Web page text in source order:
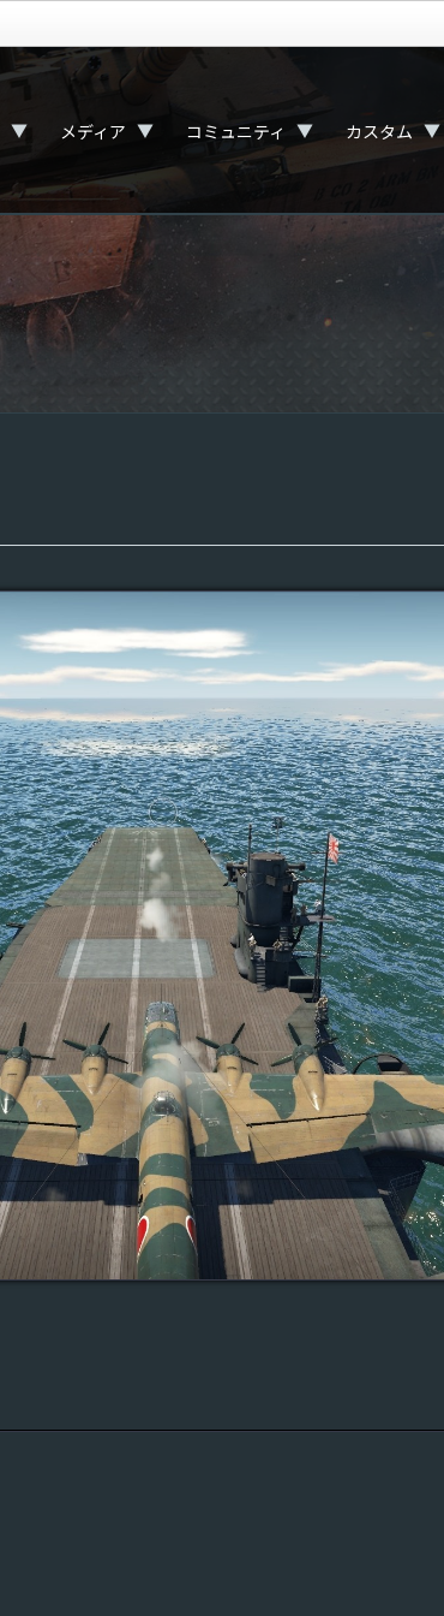
▼ メディア ▼ コミュニティ ▼ カスタム ▼